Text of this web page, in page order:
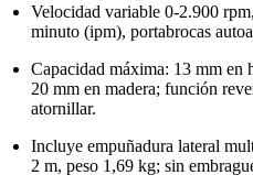
Velocidad variable 0-2.900
minuto (ipm), portabrocas
Capacidad máxima: 13 mm en
20 mm en madera; función
atornillar.
Incluye empuñadura lateral
2 m, peso 1,69 kg; sin